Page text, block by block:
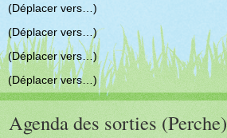
Agenda des sorties (Perche)